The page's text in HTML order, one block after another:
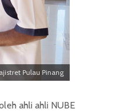
Pulau Pinang
ahli ahli NUBE